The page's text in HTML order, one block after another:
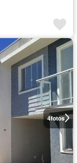
4fotos